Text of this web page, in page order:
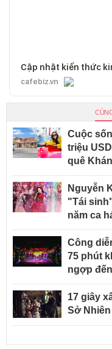
Cập nhật kiến thức
cafebiz.vn
Cuộc
triệu
quê
Nguyễn
"Tái
năm ca
Công
75 phút
ngợp
17 giây
Sở Nhiên